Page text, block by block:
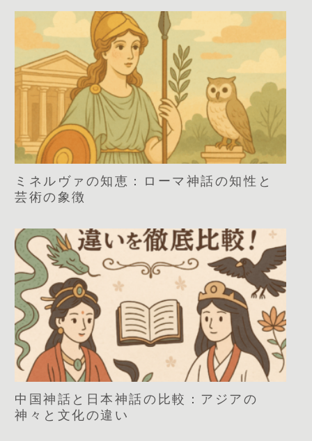
ミネルヴァの知恵：ローマ神話の知性と
芸術の象徴
中国神話と日本神話の比較：アジアの
神々と文化の違い